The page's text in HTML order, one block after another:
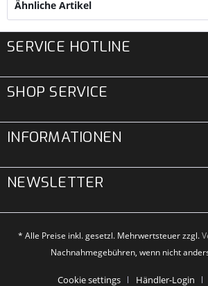
Ähnliche Artikel
SERVICE HOTLINE
SHOP SERVICE
INFORMATIONEN
NEWSLETTER
* Alle Preise inkl. gesetzl. Mehrwertsteuer zzgl.
Nachnahmegebühren, wenn nicht
Cookie settings Händler-Login